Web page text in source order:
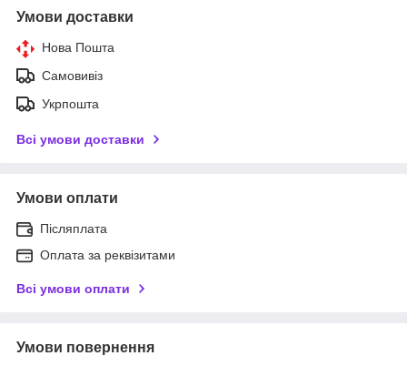
Умови доставки
Нова Пошта
Самовивіз
Укрпошта
Всі умови доставки
Умови оплати
Післяплата
Оплата за реквізитами
Всі умови оплати
Умови повернення